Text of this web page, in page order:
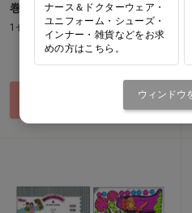
巻)
1セット(6巻)
ナース＆ドクターウェア・
ユニフォーム・シューズ・
インナー・雑貨などをお求
めの方はこちら。
ウィンドウ